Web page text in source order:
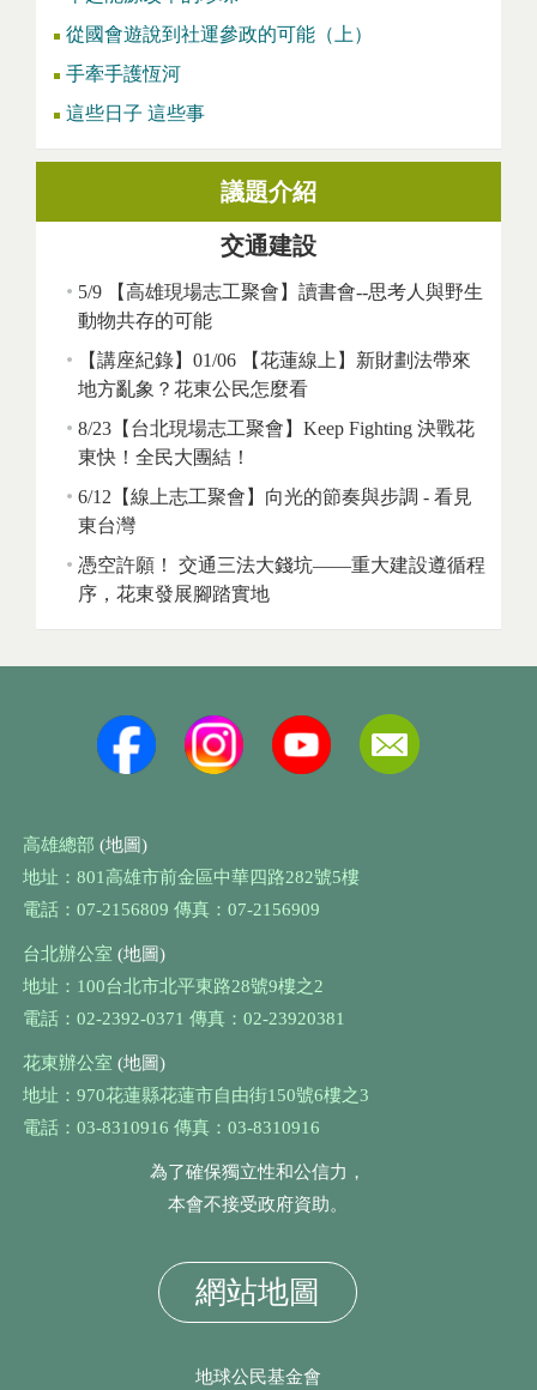
從國會遊說到社運參政的可能（上）
手牽手護恆河
這些日子 這些事
議題介紹
交通建設
5/9 【高雄現場志工聚會】讀書會--思考人與野生
動物共存的可能
【講座紀錄】01/06 【花蓮線上】新財劃法帶來
地方亂象？花東公民怎麼看
8/23【台北現場志工聚會】Keep Fighting 決戰花
東快！全民大團結！
6/12【線上志工聚會】向光的節奏與步調 - 看見
東台灣
憑空許願！ 交通三法大錢坑——重大建設遵循程
序，花東發展腳踏實地
高雄總部 (地圖)
地址：801高雄市前金區中華四路282號5樓
電話：07-2156809 傳真：07-2156909
台北辦公室 (地圖)
地址：100台北市北平東路28號9樓之2
電話：02-2392-0371 傳真：02-23920381
花東辦公室 (地圖)
地址：970花蓮縣花蓮市自由街150號6樓之3
電話：03-8310916 傳真：03-8310916
為了確保獨立性和公信力，
本會不接受政府資助。
網站地圖
地球公民基金會